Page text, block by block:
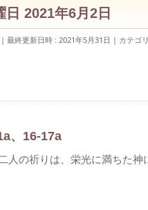
日 2021年6月2日
最終更新日時 : 2021年5月31日 カテゴ
、16-17a
人の祈りは、栄光に満ちた神